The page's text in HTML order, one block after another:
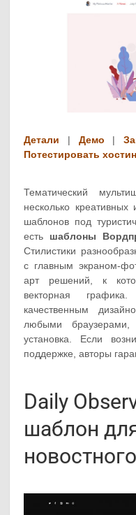
Детали | Демо |
Потестировать
Тематический
несколько
шаблонов под
есть шаблоны
Стилистики
с главным экраном-
арт решений, к
векторная
качественным
любыми браузерами,
установка. Если
поддержке, авторы
Daily
шаблон